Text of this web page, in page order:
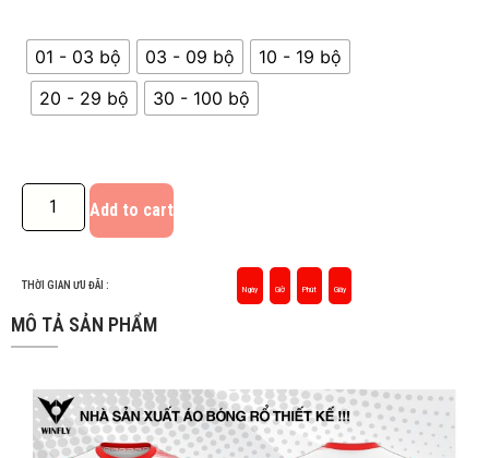
01 - 03 bộ 03 - 09 bộ
10 - 19 bộ
20 - 29 bộ
30 - 100 bộ
Add to cart
THỜI GIAN ƯU ĐÃI : Ngày Giờ Phút Giây
MÔ TẢ SẢN PHẨM